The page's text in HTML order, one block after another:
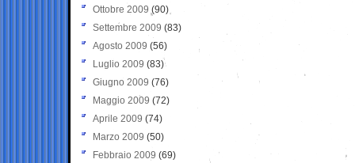
Ottobre 2009 (90)
Settembre 2009 (83)
Agosto 2009 (56)
Luglio 2009 (83)
Giugno 2009 (76)
Maggio 2009 (72)
Aprile 2009 (74)
Marzo 2009 (50)
Febbraio 2009 (69)